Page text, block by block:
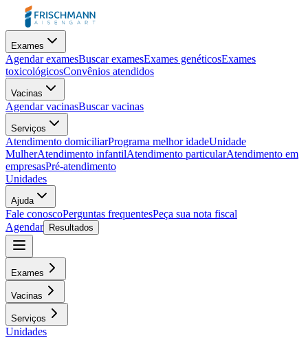
Exames
Agendar examesBuscar examesExames genéticosExames
toxicológicosConvênios atendidos
Vacinas
Agendar vacinasBuscar vacinas
Serviços
Atendimento domiciliarPrograma melhor idadeUnidade
MulherAtendimento infantilAtendimento particularAtendimento em
empresasPré-atendimento
Unidades
Ajuda
Fale conoscoPerguntas frequentesPeça sua nota fiscal
Agendar
Resultados
Exames
Vacinas
Serviços
Unidades